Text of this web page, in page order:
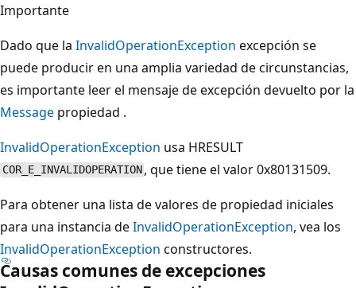
Importante
Dado que la InvalidOperationException excepción se
puede producir en una amplia variedad de circunstancias,
es importante leer el mensaje de excepción devuelto por la
Message propiedad .
InvalidOperationException usa HRESULT
COR_E_INVALIDOPERATION , que tiene el valor 0x80131509.
Para obtener una lista de valores de propiedad iniciales
para una instancia deInvalidOperationException, vea los
InvalidOperationException constructores.
Causas comunes de excepciones